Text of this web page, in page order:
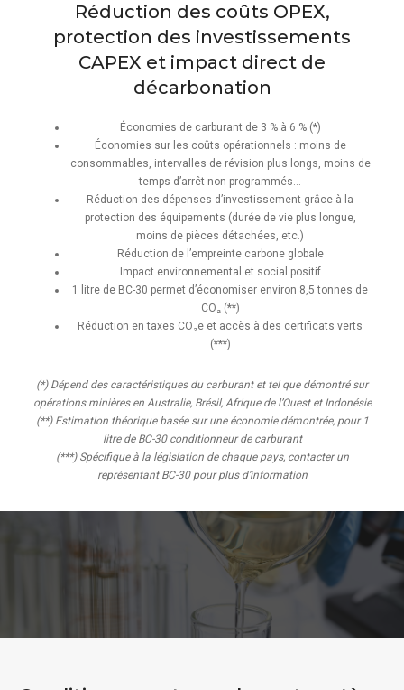
Réduction des coûts OPEX,
protection des investissements
CAPEX et impact direct de
décarbonation
Économies de carburant de 3 % à 6 % (*)
Économies sur les coûts opérationnels : moins de
consommables, intervalles de révision plus longs, moins de
temps d’arrêt non programmés…
Réduction des dépenses d’investissement grâce à la
protection des équipements (durée de vie plus longue,
moins de pièces détachées, etc.)
Réduction de l’empreinte carbone globale
Impact environnemental et social positif
1 litre de BC-30 permet d’économiser environ 8,5 tonnes de
CO₂ (**)
Réduction en taxes CO₂e et accès à des certificats verts
(***)
(*) Dépend des caractéristiques du carburant et tel que démontré sur
opérations minières en Australie, Brésil, Afrique de l’Ouest et Indonésie
(**) Estimation théorique basée sur une économie démontrée, pour 1
litre de BC-30 conditionneur de carburant
(***) Spécifique à la législation de chaque pays, contacter un
représentant BC-30 pour plus d’information